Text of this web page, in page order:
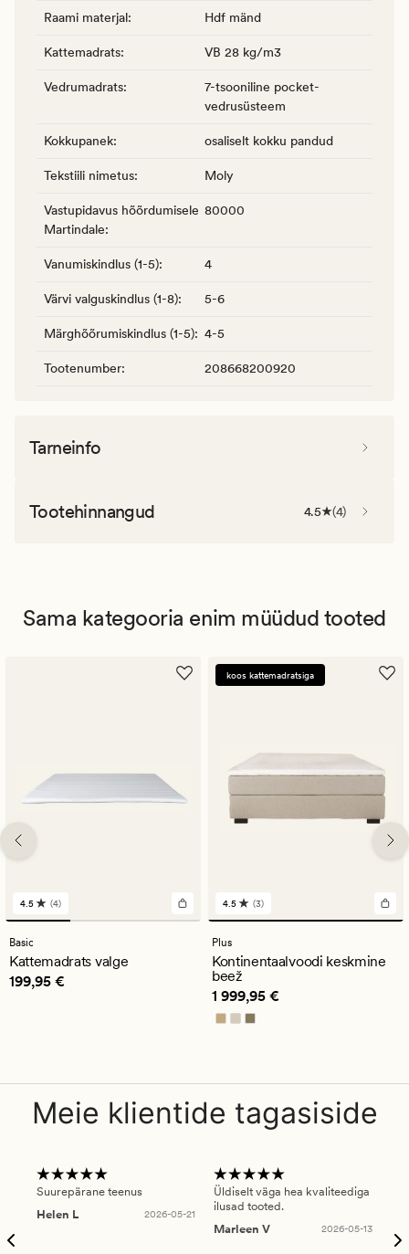
Raami materjal: Hdf mänd
Kattemadrats: VB 28 kg/m3
Vedrumadrats:
7-tsooniline pocket-
vedrusüsteem
Kokkupanek: osaliselt kokku pandud
Tekstiili nimetus: Moly
Vastupidavus hõõrdumisele
Martindale:
80000
Vanumiskindlus (1-5): 4
Värvi valguskindlus (1-8): 5-6
Märghõõrumiskindlus (1-5): 4-5
Tootenumber: 208668200920
Tarneinfo
Tootehinnangud 4.5 (4)
Sama kategooria enim müüdud tooted
4
arvustust
keskmise
hinnanguga
4.5
4.5 (4)
Basic
Kattemadrats valge
Pris_ee 199,95 €
199,95 €
koos kattemadratsiga
3
arvustust
keskmise
hinnanguga
4.5
4.5 (3)
Plus
Kontinentaalvoodi keskmine
beež
Pris_ee 1 999,95 €
1 999,95 €
Meie klientide tagasiside
Suurepärane teenus
Helen L
2026-05-21
Üldiselt väga hea kvaliteediga
ilusad tooted.
Marleen V
2026-05-13